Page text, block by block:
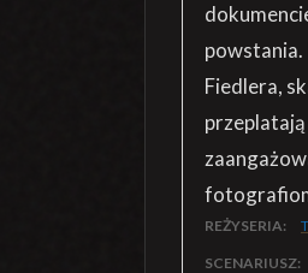
powstania.
Fiedlera,
REŻYSERIA:
SCENARIUSZ: